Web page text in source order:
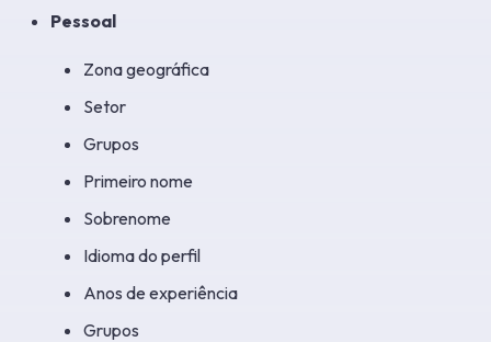
Pessoal
Zona geográfica
Setor
Grupos
Primeiro nome
Sobrenome
Idioma do perfil
Anos de experiência
Grupos